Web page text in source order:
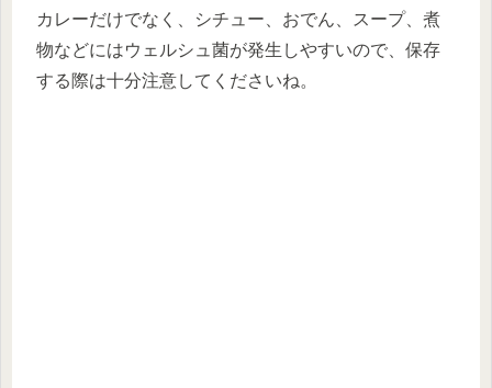
カレーだけでなく、シチュー、おでん、スープ、煮
物などにはウェルシュ菌が発生しやすいので、保存
する際は十分注意してくださいね。